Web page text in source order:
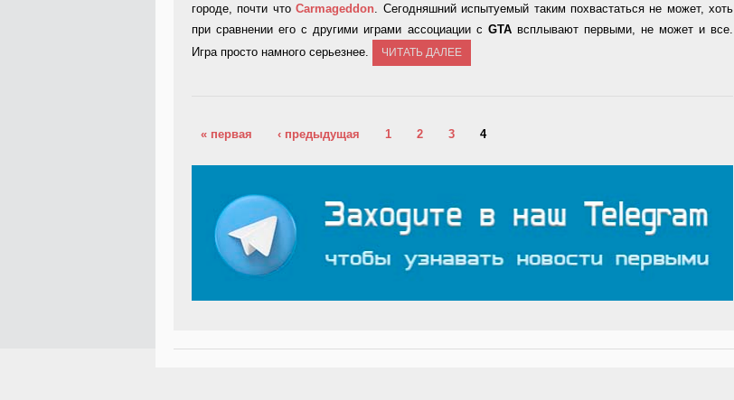
городе, почти чтоCarmageddon. Сегодняшний испытуемый таким похвастаться не может, хоть
при сравнении его с другими играми ассоциации с GTAвсплывают первыми, не может и все.
Игра просто намного серьезнее.
ЧИТАТЬ ДАЛЕЕ
« первая ‹ предыдущая 1 2 3 4